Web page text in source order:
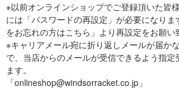
※以前オンラインショップでご登録頂いた皆
には「パスワードの再設定」が必要になりま
をお忘れの方はこちら」より再設定をお願い
※キャリアメール宛に折り返しメールが届か
で、当店からのメールが受信できるよう指定
ます。
「onlineshop@windsorracket.co.jp」